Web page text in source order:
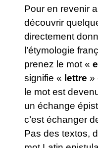
Pour en revenir
découvrir
directement
l’étymologie
prenez le mot «
signifie « lettre »
le mot est
un échange
c’est échanger
Pas des textos,